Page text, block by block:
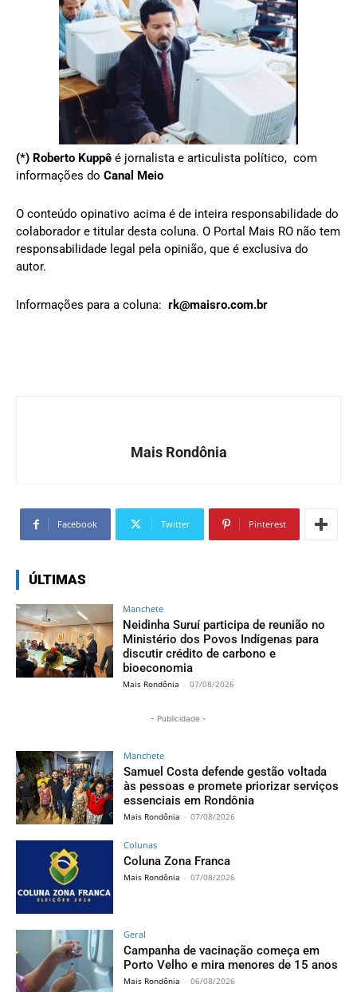
(*) Roberto Kuppê é jornalista e articulista político, com
informações do Canal Meio
O conteúdo opinativo acima é de inteira responsabilidade do
colaborador e titular desta coluna. O Portal Mais RO não tem
responsabilidade legal pela opinião, que é exclusiva do
autor.
Informações para a coluna: rk@maisro.com.br
Mais Rondônia
Facebook Twitter Pinterest
ÚLTIMAS
Manchete
Neidinha Suruí participa de reunião no
Ministério dos Povos Indígenas para
discutir crédito de carbono e
bioeconomia
Mais Rondônia - 07/08/2026
- Publicidade -
Manchete
Samuel Costa defende gestão voltada
às pessoas e promete priorizar serviços
essenciais em Rondônia
Mais Rondônia - 07/08/2026
Colunas
Coluna Zona Franca
Mais Rondônia - 07/08/2026
Geral
Campanha de vacinação começa em
Porto Velho e mira menores de 15 anos
Mais Rondônia - 06/08/2026